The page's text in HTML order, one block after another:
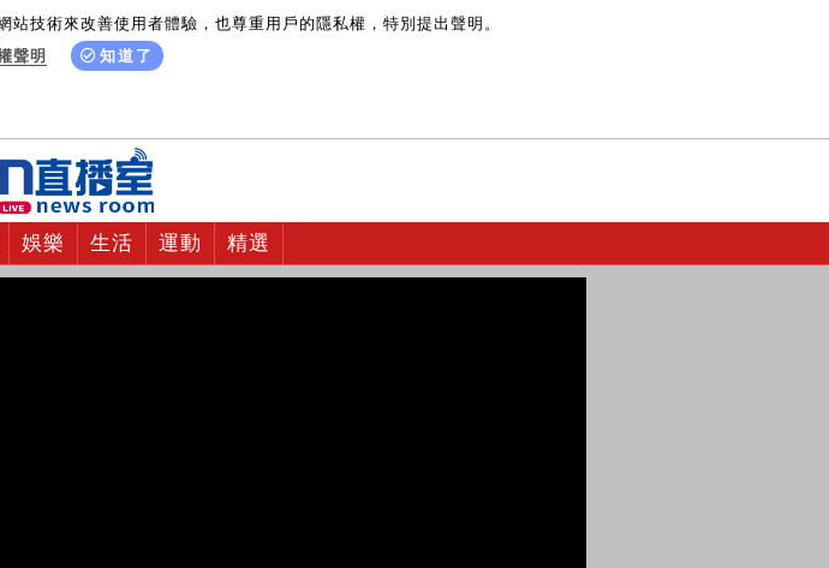
技術來改善使用者體驗，也尊重用戶的隱私權，特別提出聲明。
聲明
知道了
娛樂 生活 運動 精選